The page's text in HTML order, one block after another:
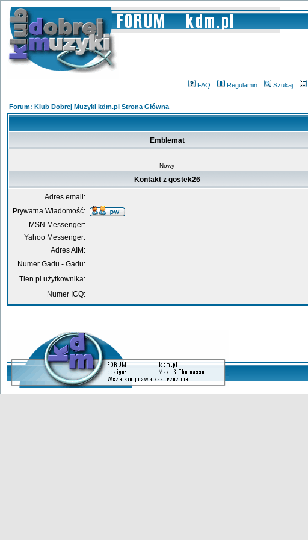
FAQ Regulamin Szukaj
Forum: Klub Dobrej Muzyki kdm.pl Strona Główna
Emblemat
Nowy
Kontakt z gostek26
Adres email:
Prywatna Wiadomość:
MSN Messenger:
Yahoo Messenger:
Adres AIM:
Numer Gadu - Gadu:
Tlen.pl użytkownika:
Numer ICQ: